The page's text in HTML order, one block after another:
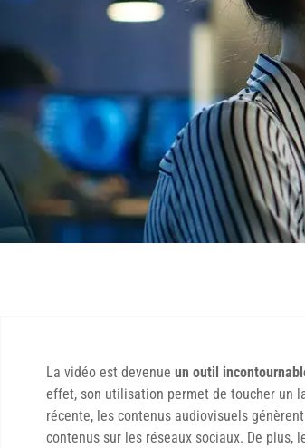
La vidéo est devenue un outil
effet, son utilisation permet de toucher un
récente, les contenus audiovisuels
contenus sur les réseaux sociaux. De plus,